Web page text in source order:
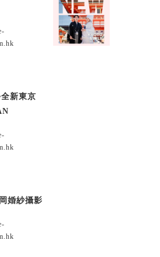
新東京
婚紗攝影